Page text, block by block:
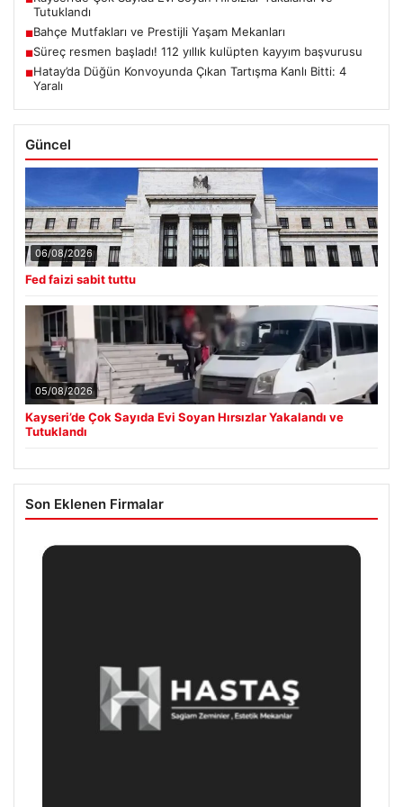
Tutuklandı
■Bahçe Mutfakları ve Prestijli Yaşam Mekanları
■Süreç resmen başladı! 112 yıllık kulüpten kayyım başvurusu
■Hatay’da Düğün Konvoyunda Çıkan Tartışma Kanlı Bitti: 4
Yaralı
Güncel
06/08/2026
Fed faizi sabit tuttu
05/08/2026
Kayseri’de Çok Sayıda Evi Soyan Hırsızlar Yakalandı ve
Tutuklandı
Son Eklenen Firmalar